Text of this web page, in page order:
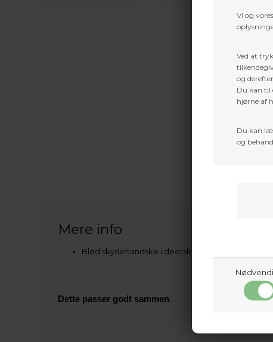
Vi og
Ved at
og
Du kan til
hjørne af
Du kan
og
Mere info
Blød skydehandske i deerskin super kvalitet. Med
Dette passer godt sammen.